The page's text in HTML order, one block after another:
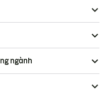
ngành